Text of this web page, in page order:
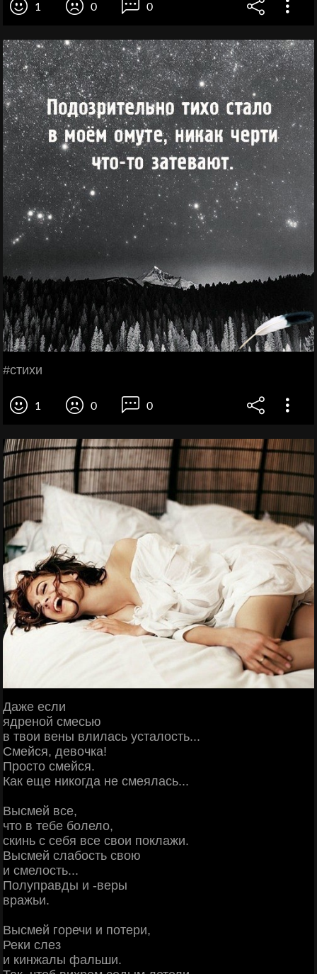
1 0 0
#cтихи
1 0 0
Даже если
ядреной смесью
в твои вены влилась усталость...
Смейся, девочка!
Просто смейся.
Как еще никогда не смеялась...
Высмей все,
что в тебе болело,
скинь с себя все свои поклажи.
Высмей слабость свою
и смелость...
Полуправды и -веры
вражьи.
Высмей горечи и потери,
Реки слез
и кинжалы фальши.